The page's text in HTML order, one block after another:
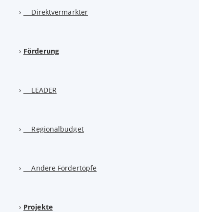
Direktvermarkter
Förderung
LEADER
Regionalbudget
Andere Fördertöpfe
Projekte